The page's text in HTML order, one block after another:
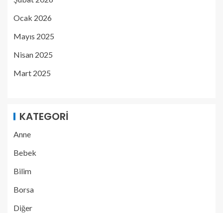
Ocak 2026
Mayıs 2025
Nisan 2025
Mart 2025
KATEGORI
Anne
Bebek
Bilim
Borsa
Diğer